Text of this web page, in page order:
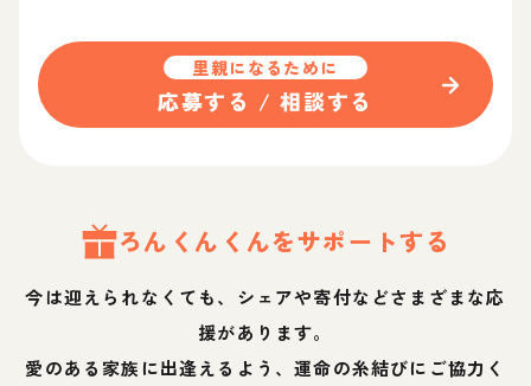
里親になるために
応募する / 相談する
ろんくん くんをサポートする
今は迎えられなくても、シェアや寄付などさまざまな応
援があります。
愛のある家族に出逢えるよう、運命の糸結びにご協力く